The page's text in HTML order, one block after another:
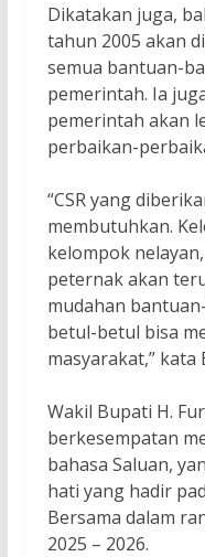
Dikatakan juga,
tahun 2005 akan
semua bantuan-
pemerintah. Ia
pemerintah akan
perbaikan-
“CSR yang
membutuhkan.
kelompok
peternak akan
mudahan
betul-betul bisa
masyarakat,”
Wakil Bupati H.
berkesempatan
bahasa Saluan,
hati yang hadir
Bersama dalam
2025 – 2026.